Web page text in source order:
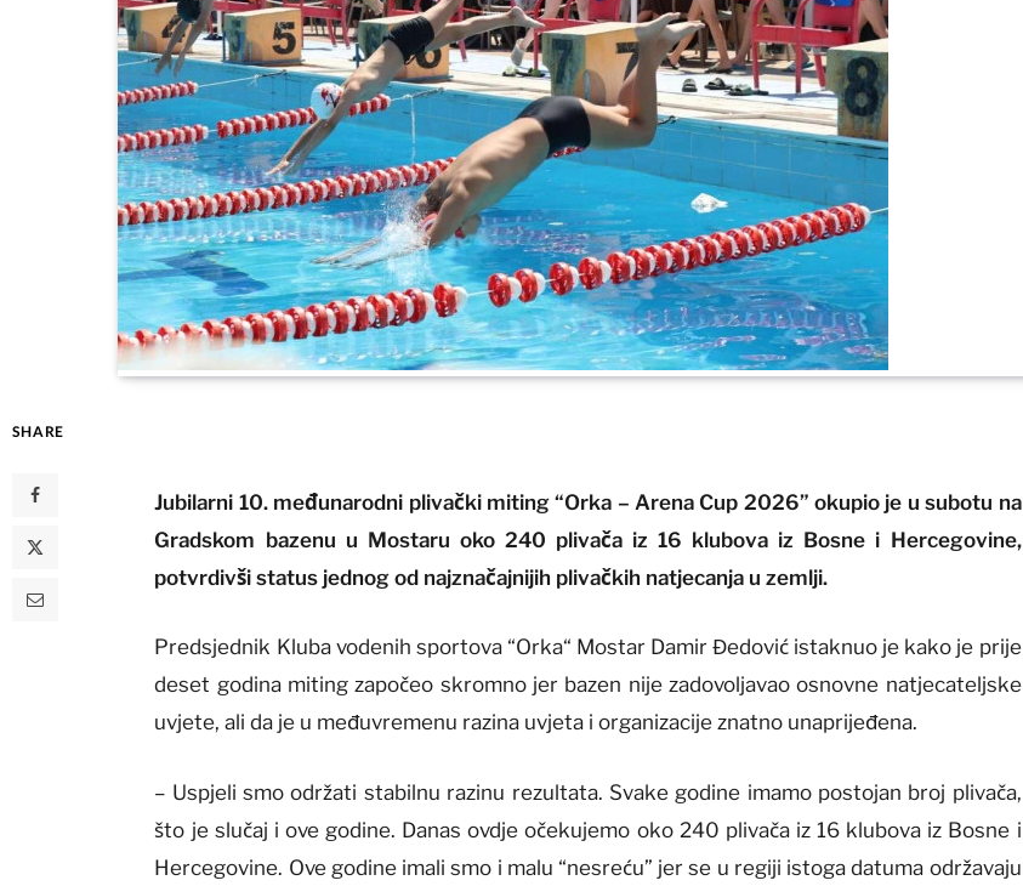
SHARE
Jubilarni 10. međunarodni plivački miting “Orka – Arena Cup 2026” okupio je u subotu na
Gradskom bazenu u Mostaru oko 240 plivača iz 16 klubova iz Bosne i Hercegovine,
potvrdivši status jednog od najznačajnijih plivačkih natjecanja u zemlji.
Predsjednik Kluba vodenih sportova “Orka“ Mostar Damir Đedović istaknuo je kako je prije
deset godina miting započeo skromno jer bazen nije zadovoljavao osnovne natjecateljske
uvjete, ali da je u međuvremenu razina uvjeta i organizacije znatno unaprijeđena.
– Uspjeli smo održati stabilnu razinu rezultata. Svake godine imamo postojan broj plivača,
što je slučaj i ove godine. Danas ovdje očekujemo oko 240 plivača iz 16 klubova iz Bosne i
Hercegovine. Ove godine imali smo i malu “nesreću” jer se u regiji istoga datuma održavaju